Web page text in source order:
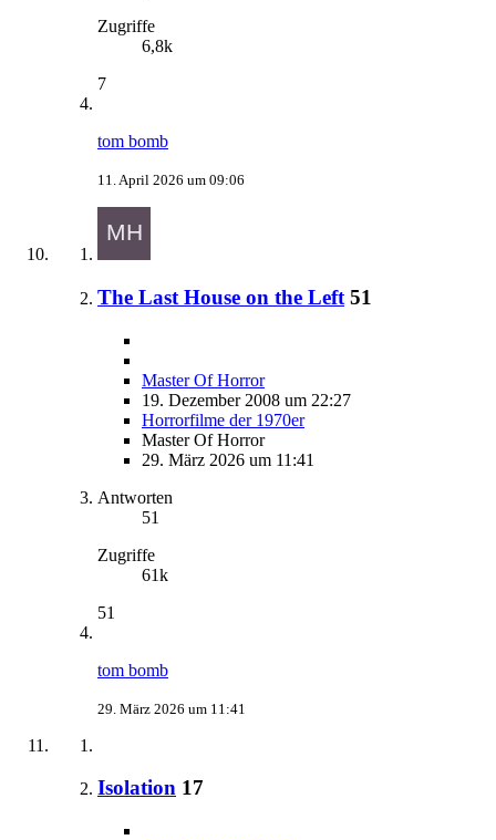
Zugriffe
6,8k
7
tom bomb
11. April 2026 um 09:06
The Last House on the Left 51
Master Of Horror
19. Dezember 2008 um 22:27
Horrorfilme der 1970er
Master Of Horror
29. März 2026 um 11:41
Antworten
51
Zugriffe
61k
51
tom bomb
29. März 2026 um 11:41
Isolation 17